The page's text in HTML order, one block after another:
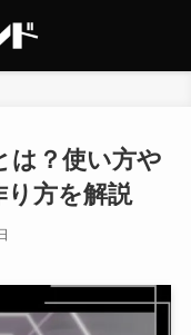
は？使い方や
り方を解説